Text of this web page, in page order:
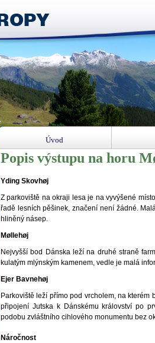
Popis výstupu na horu
Yding Skovhøj
Z parkoviště na okraji lesa je na vyvýšené
řadě lesních pěšinek, značení není žádné.
hliněný násep.
Møllehøj
Nejvyšší bod Dánska leží na druhé straně
kulatým mlýnským kamenem, vedle je malá
Ejer Bavnehøj
Parkoviště leží přímo pod vrcholem, na
připojení Jutska k Dánskému království po
podobu zvláštního cihlového monumentu bez
Náročnost
Úvod